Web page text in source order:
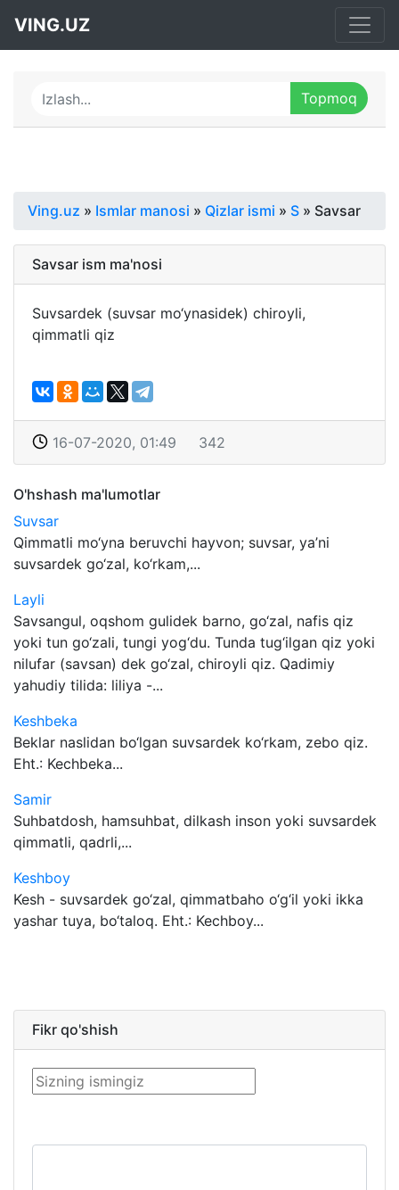
VING.UZ
Ving.uz » Ismlar manosi » Qizlar ismi » S » Savsar
Savsar ism ma'nosi
Suvsardek (suvsar mo‘ynasidek) chiroyli,
qimmatli qiz
16-07-2020, 01:49 342
O'hshash ma'lumotlar
Suvsar
Qimmatli mo‘yna beruvchi hayvon; suvsar, ya’ni
suvsardek go‘zal, ko‘rkam,...
Layli
Savsangul, oqshom gulidek barno, go‘zal, nafis qiz
yoki tun go‘zali, tungi yog‘du. Tunda tug‘ilgan qiz yoki
nilufar (savsan) dek go‘zal, chiroyli qiz. Qadimiy
yahudiy tilida: liliya -...
Keshbeka
Beklar naslidan bo‘lgan suvsardek ko‘rkam, zebo qiz.
Eht.: Kechbeka...
Samir
Suhbatdosh, hamsuhbat, dilkash inson yoki suvsardek
qimmatli, qadrli,...
Keshboy
Kesh - suvsardek go‘zal, qimmatbaho o‘g‘il yoki ikka
yashar tuya, bo‘taloq. Eht.: Kechboy...
Fikr qo'shish